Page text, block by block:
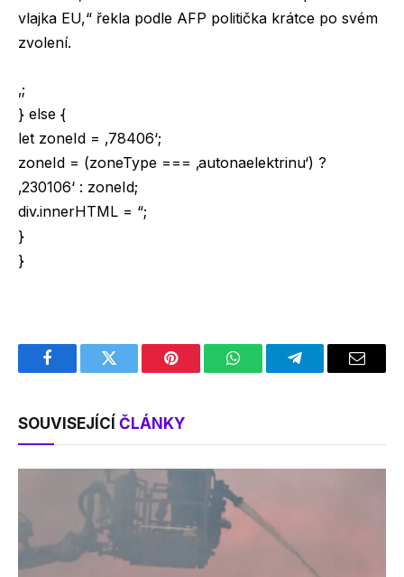
vlajka EU,“ řekla podle AFP politička krátce po svém
zvolení.
‚;
} else {
let zoneId = ‚78406‘;
zoneId = (zoneType === ‚autonaelektrinu‘) ?
‚230106‘ : zoneId;
div.innerHTML = “;
}
}
FacebookTwitter Pinterest WhatsAppTelegramEmail
SOUVISEJÍCÍ ČLÁNKY